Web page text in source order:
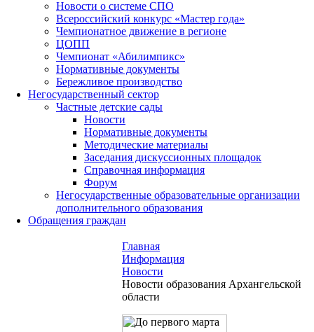
Новости о системе СПО
Всероссийский конкурс «Мастер года»
Чемпионатное движение в регионе
ЦОПП
Чемпионат «Абилимпикс»
Нормативные документы
Бережливое производство
Негосударственный сектор
Частные детские сады
Новости
Нормативные документы
Методические материалы
Заседания дискуссионных площадок
Справочная информация
Форум
Негосударственные образовательные организации
дополнительного образования
Обращения граждан
Главная
Информация
Новости
Новости образования Архангельской
области